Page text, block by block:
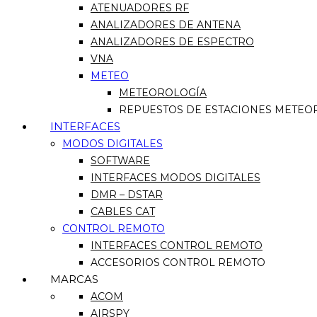
ATENUADORES RF
ANALIZADORES DE ANTENA
ANALIZADORES DE ESPECTRO
VNA
METEO
METEOROLOGÍA
REPUESTOS DE ESTACIONES
INTERFACES
MODOS DIGITALES
SOFTWARE
INTERFACES MODOS DIGITALES
DMR – DSTAR
CABLES CAT
CONTROL REMOTO
INTERFACES CONTROL REMOTO
ACCESORIOS CONTROL REMOTO
MARCAS
ACOM
AIRSPY